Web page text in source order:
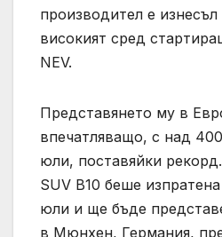
производител е
високият сред
NEV.
Представянето му в
впечатляващо, с над
юли, поставяйки
SUV B10 беше
юли и ще бъде
в Мюнхен, Германия,